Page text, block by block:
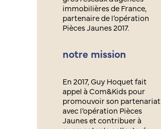
immobilières de France,
partenaire de l’opération
Pièces Jaunes 2017.
notre mission
En 2017, Guy Hoquet fait
appel à Com&Kids pour
promouvoir son partenariat
avec l’opération Pièces
Jaunes et contribuer à